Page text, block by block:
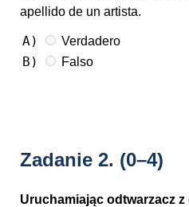
apellido de un artista.
A) Verdadero
B) Falso
Zadanie 2. (0–4)
Uruchamiając odtwarzacz